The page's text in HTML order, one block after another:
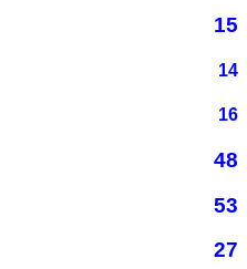
15
14
16
48
53
27